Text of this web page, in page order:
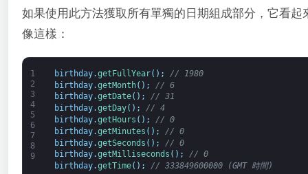
如果使用此方法獲取所有單獨的日期組成部分，它看起
像這樣：
1
2
3
4
5
6
7
8
9
birthday.getFullYear( ) ;
// 1980
birthday.getMonth( ) ;
// 6
birthday.getDate( ) ;
// 31
birthday.getDay( ) ;
// 4
birthday.getHours ( ) ;
// 0
birthday.getMinutes ( ) ;
// 0
birthday.getSeconds ( ) ;
// 0
birthday.getMilliseconds ( ) ;
// 0
birthday.getTime( ) ; // 333849600000 (GMT 時間)